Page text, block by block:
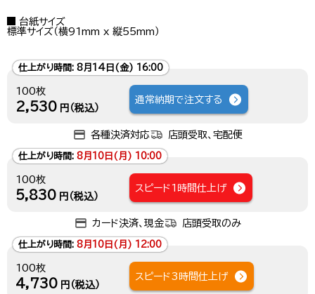
台紙サイズ
標準サイズ（横91mm x 縦55mm）
仕上がり時間: 8月14日(金) 16:00
100枚
2,530 円（税込）
通常納期で注文する
各種決済対応 店頭受取、宅配便
仕上がり時間: 8月10日(月) 10:00
100枚
5,830 円（税込）
スピード1時間仕上げ
カード決済、現金 店頭受取のみ
仕上がり時間: 8月10日(月) 12:00
100枚
4,730 円（税込）
スピード3時間仕上げ